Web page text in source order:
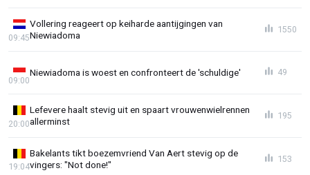
Vollering reageert op keiharde aantijgingen van
Niewiadoma
09:45
1550
Niewiadoma is woest en confronteert de 'schuldige'
09:00
49
Lefevere haalt stevig uit en spaart vrouwenwielrennen
allerminst
20:00
195
Bakelants tikt boezemvriend Van Aert stevig op de
vingers: "Not done!"
19:04
153